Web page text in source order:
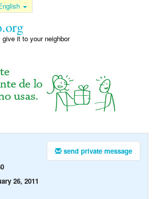
it to your neighbor
send private message
26, 2011